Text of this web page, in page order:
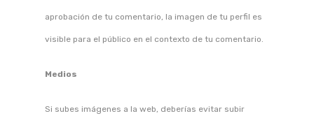
aprobación de tu comentario, la imagen de tu perfil es
visible para el público en el contexto de tu comentario.
Medios
Si subes imágenes a la web, deberías evitar subir